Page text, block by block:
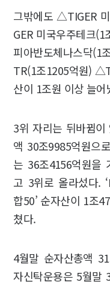
그밖에도 △TIGER
GER 미국우주테크
피아반도체나스닥(1
TR(1조1205억원)
산이 1조원 이상 늘어
3위 자리는 뒤바뀜
액 30조9985억원으
는 36조4156억원을
고 3위로 올라섰다.
합50’ 순자산이 1조
쳤다.
4월말 순자산총액
자신탁운용은 5월말